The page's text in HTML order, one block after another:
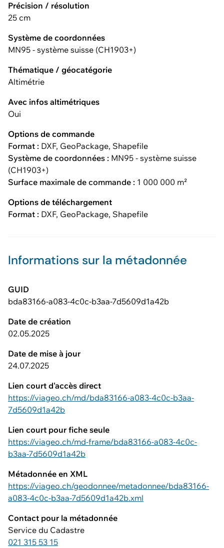
Précision / résolution
25 cm
Système de coordonnées
MN95 - système suisse (CH1903+)
Thématique / géocatégorie
Altimétrie
Avec infos altimétriques
Oui
Options de commande
Format : DXF, GeoPackage, Shapefile
Système de coordonnées : MN95 - système suisse
(CH1903+)
Surface maximale de commande : 1 000 000 m²
Options de téléchargement
Format : DXF, GeoPackage, Shapefile
Informations sur la métadonnée
GUID
bda83166-a083-4c0c-b3aa-7d5609d1a42b
Date de création
02.05.2025
Date de mise à jour
24.07.2025
Lien court d'accès direct
https://viageo.ch/md/bda83166-a083-4c0c-b3aa-
7d5609d1a42b
Lien court pour fiche seule
https://viageo.ch/md-frame/bda83166-a083-4c0c-
b3aa-7d5609d1a42b
Métadonnée en XML
https://viageo.ch/geodonnee/metadonnee/bda83166-
a083-4c0c-b3aa-7d5609d1a42b.xml
Contact pour la métadonnée
Service du Cadastre
021 315 53 15